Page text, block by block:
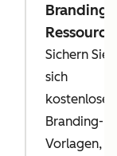
Branding-
Sichern Sie
sich
kostenlose
Branding-
Vorlagen, E-